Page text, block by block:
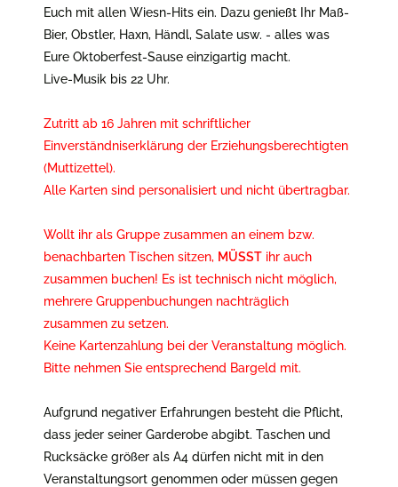
Euch mit allen Wiesn-Hits ein. Dazu genießt Ihr Maß-
Bier, Obstler, Haxn, Händl, Salate usw. - alles was
Eure Oktoberfest-Sause einzigartig macht.
Live-Musik bis 22 Uhr.
Zutritt ab 16 Jahren mit schriftlicher
Einverständniserklärung der Erziehungsberechtigten
(Muttizettel).
Alle Karten sind personalisiert und nicht übertragbar.
Wollt ihr als Gruppe zusammen an einem bzw.
benachbarten Tischen sitzen, MÜSST ihr auch
zusammen buchen! Es ist technisch nicht möglich,
mehrere Gruppenbuchungen nachträglich
zusammen zu setzen.
Keine Kartenzahlung bei der Veranstaltung möglich.
Bitte nehmen Sie entsprechend Bargeld mit.
Aufgrund negativer Erfahrungen besteht die Pflicht,
dass jeder seiner Garderobe abgibt. Taschen und
Rucksäcke größer als A4 dürfen nicht mit in den
Veranstaltungsort genommen oder müssen gegen